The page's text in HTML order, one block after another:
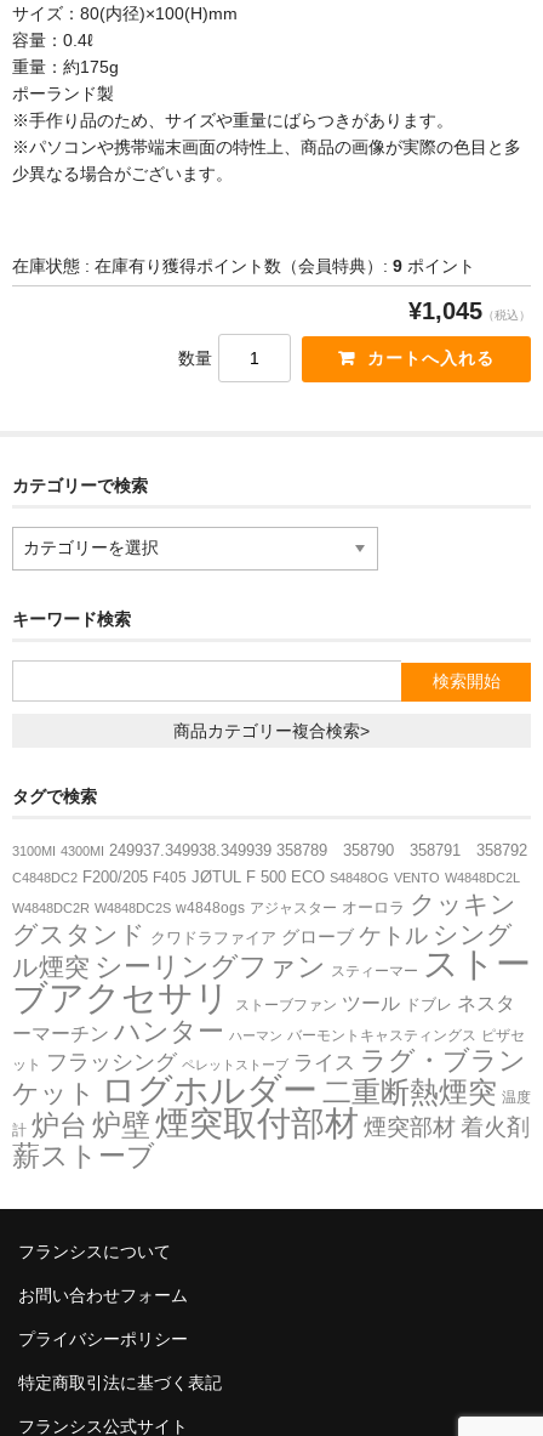
シーリングファン
ガーデン
ペイブメント
サイズ：80(内径)×100(H)mm
容量：0.4ℓ
重量：約175g
ポーランド製
※手作り品のため、サイズや重量にばらつきがあります。
※パソコンや携帯端末画面の特性上、商品の画像が実際の色目と多
少異なる場合がございます。
在庫状態 : 在庫有り獲得ポイント数（会員特典）: 9 ポイント
¥1,045 （税込）
数量
カテゴリーで検索
リ
で
キーワード検索
商品カテゴリー複合検索>
タグで検索
3100MI 4300MI 249937.349938.349939 358789 358790 358791 358792
C4848DC2 F200/205 F405 JØTUL F 500 ECO S4848OG VENTO W4848DC2L
W4848DC2R W4848DC2S w4848ogs アジャスター オーロラ クッキン
グスタンド クワドラファイア グローブ ケトル シング
ル煙突 シーリングファン スティーマー
ストー
ブアクセサリ
ストーブファン ツール ドブレ ネスタ
ーマーチン ハンター ハーマン バーモントキャスティングス ピザセ
ット
フラッシング ペレットストーブ ライス ラグ・ブラン
ケット
ログホルダー 二重断熱煙突 温度
計 炉台 炉壁煙突取付部材 煙突部材着火剤
薪ストーブ
フランシスについて
お問い合わせフォーム
プライバシーポリシー
特定商取引法に基づく表記
フランシス公式サイト